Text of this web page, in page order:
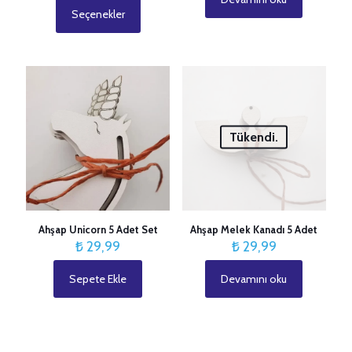
Seçenekler
ürünün
fazla
varyasyonu
Seçenekler
sayfasından
seçilebilir
Ahşap Unicorn 5 Adet Set
₺29,99
Sepete Ekle
Tükendi.
Ahşap Melek Kanadı 5 Adet
₺29,99
Devamını oku